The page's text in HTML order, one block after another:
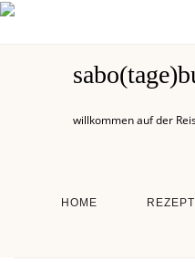
willkommen auf der
HOME